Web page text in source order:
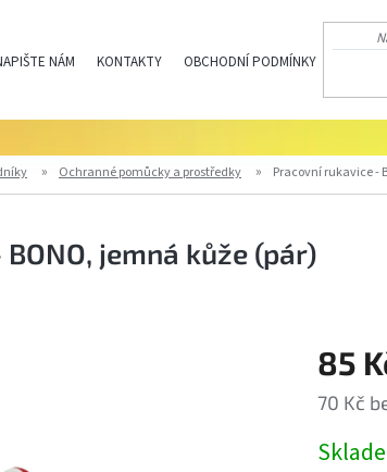
NÁM KONTAKTY OBCHODNÍ PODMÍNKY
Ochranné pomůcky a prostředky Pracovní rukavice -
jemná kůže (pár)
85
70 Kč
cena: